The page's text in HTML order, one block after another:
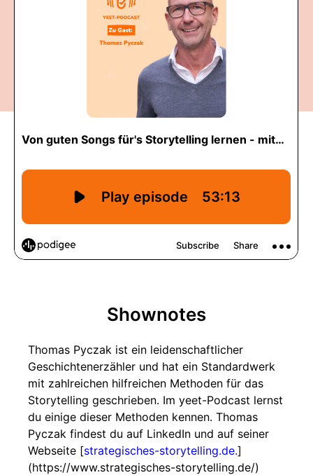
Shownotes
Thomas Pyczak ist ein leidenschaftlicher
Geschichtenerzähler und hat ein Standardwerk
mit zahlreichen hilfreichen Methoden für das
Storytelling geschrieben. Im yeet-Podcast lernst
du einige dieser Methoden kennen. Thomas
Pyczak findest du auf LinkedIn und auf seiner
Webseite [strategisches-storytelling.de.]
(https://www.strategisches-storytelling.de/)